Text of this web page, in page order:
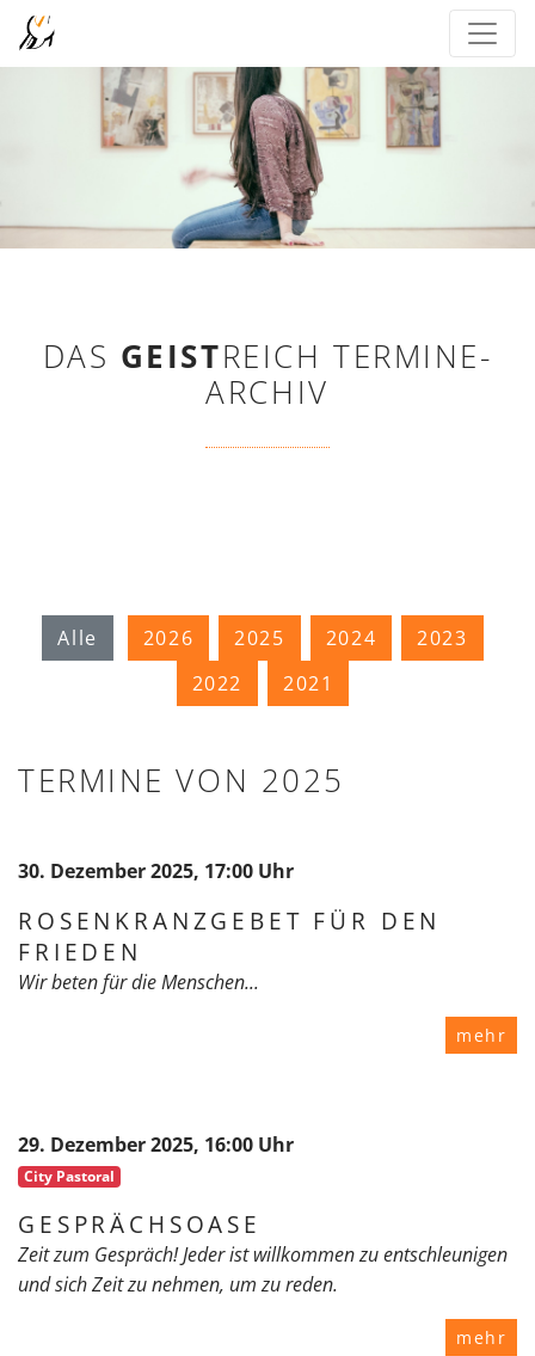
DAS GEISTREICH TERMINE-
ARCHIV
Alle 2026 2025 2024
2023
2022
2021
TERMINE VON 2025
30. Dezember 2025, 17:00 Uhr
ROSENKRANZGEBET FÜR DEN
FRIEDEN
Wir beten für die Menschen...
mehr
29. Dezember 2025, 16:00 Uhr
City Pastoral
GESPRÄCHSOASE
Zeit zum Gespräch! Jeder ist willkommen zu entschleunigen
und sich Zeit zu nehmen, um zu reden.
mehr